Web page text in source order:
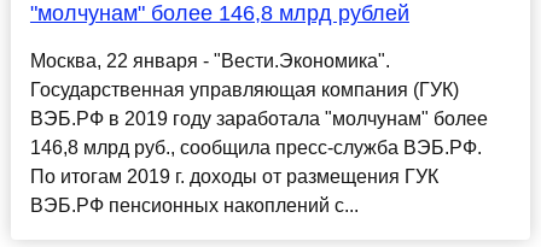
"молчунам" более 146,8 млрд рублей
Москва, 22 января - "Вести.Экономика".
Государственная управляющая компания (ГУК)
ВЭБ.РФ в 2019 году заработала "молчунам" более
146,8 млрд руб., сообщила пресс-служба ВЭБ.РФ.
По итогам 2019 г. доходы от размещения ГУК
ВЭБ.РФ пенсионных накоплений с...